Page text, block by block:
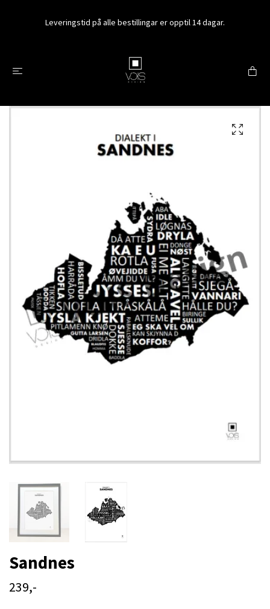
Leveringstid på alle bestillingar er opptil 14 dagar.
Sandnes
239,-